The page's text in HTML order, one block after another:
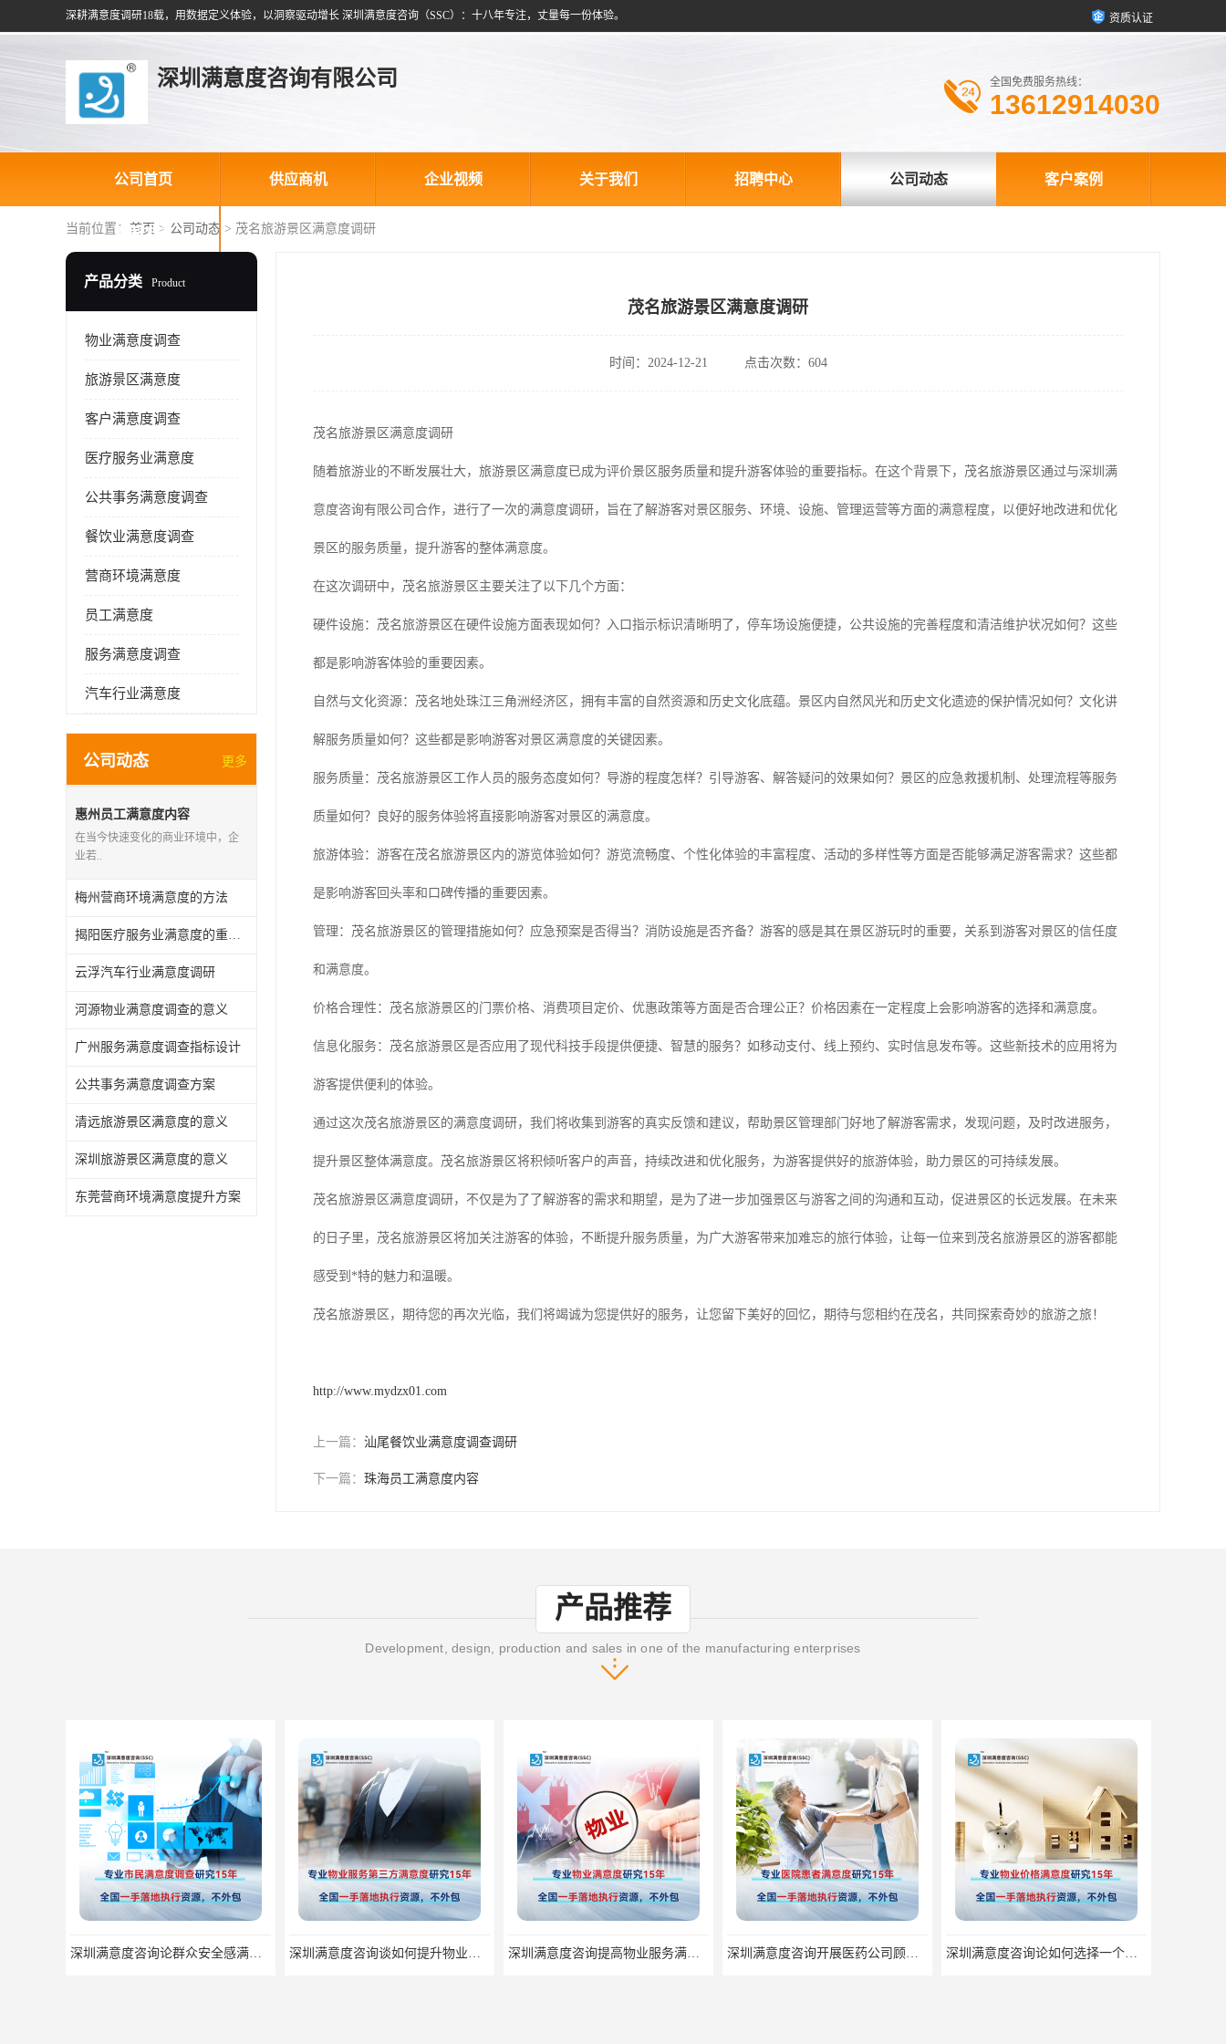
深耕满意度调研18载，用数据定义体验，以洞察驱动增长 深圳满意度咨询（SSC）：十八年专注，丈量每一份体验。 资质认证
深圳满意度咨询有限公司 全国免费服务热线：
13612914030
公司首页 供应商机 企业视频 关于我们 招聘中心 公司动态 客户案例
联系方式
当前位置： 首页 > 公司动态 > 茂名旅游景区满意度调研
产品分类 Product
物业满意度调查
旅游景区满意度
客户满意度调查
医疗服务业满意度
公共事务满意度调查
餐饮业满意度调查
营商环境满意度
员工满意度
服务满意度调查
汽车行业满意度
公司动态 更多
惠州员工满意度内容
在当今快速变化的商业环境中，企
业若..
梅州营商环境满意度的方法
揭阳医疗服务业满意度的重要性有哪些
云浮汽车行业满意度调研
河源物业满意度调查的意义
广州服务满意度调查指标设计
公共事务满意度调查方案
清远旅游景区满意度的意义
深圳旅游景区满意度的意义
东莞营商环境满意度提升方案
茂名旅游景区满意度调研
时间：2024-12-21 点击次数：604
茂名旅游景区满意度调研
随着旅游业的不断发展壮大，旅游景区满意度已成为评价景区服务质量和提升游客体验的重要指标。在这个背景下，茂名旅游景区通过与深圳满
意度咨询有限公司合作，进行了一次的满意度调研，旨在了解游客对景区服务、环境、设施、管理运营等方面的满意程度，以便好地改进和优化
景区的服务质量，提升游客的整体满意度。
在这次调研中，茂名旅游景区主要关注了以下几个方面：
硬件设施：茂名旅游景区在硬件设施方面表现如何？入口指示标识清晰明了，停车场设施便捷，公共设施的完善程度和清洁维护状况如何？这些
都是影响游客体验的重要因素。
自然与文化资源：茂名地处珠江三角洲经济区，拥有丰富的自然资源和历史文化底蕴。景区内自然风光和历史文化遗迹的保护情况如何？文化讲
解服务质量如何？这些都是影响游客对景区满意度的关键因素。
服务质量：茂名旅游景区工作人员的服务态度如何？导游的程度怎样？引导游客、解答疑问的效果如何？景区的应急救援机制、处理流程等服务
质量如何？良好的服务体验将直接影响游客对景区的满意度。
旅游体验：游客在茂名旅游景区内的游览体验如何？游览流畅度、个性化体验的丰富程度、活动的多样性等方面是否能够满足游客需求？这些都
是影响游客回头率和口碑传播的重要因素。
管理：茂名旅游景区的管理措施如何？应急预案是否得当？消防设施是否齐备？游客的感是其在景区游玩时的重要，关系到游客对景区的信任度
和满意度。
价格合理性：茂名旅游景区的门票价格、消费项目定价、优惠政策等方面是否合理公正？价格因素在一定程度上会影响游客的选择和满意度。
信息化服务：茂名旅游景区是否应用了现代科技手段提供便捷、智慧的服务？如移动支付、线上预约、实时信息发布等。这些新技术的应用将为
游客提供便利的体验。
通过这次茂名旅游景区的满意度调研，我们将收集到游客的真实反馈和建议，帮助景区管理部门好地了解游客需求，发现问题，及时改进服务，
提升景区整体满意度。茂名旅游景区将积倾听客户的声音，持续改进和优化服务，为游客提供好的旅游体验，助力景区的可持续发展。
茂名旅游景区满意度调研，不仅是为了了解游客的需求和期望，是为了进一步加强景区与游客之间的沟通和互动，促进景区的长远发展。在未来
的日子里，茂名旅游景区将加关注游客的体验，不断提升服务质量，为广大游客带来加难忘的旅行体验，让每一位来到茂名旅游景区的游客都能
感受到*特的魅力和温暖。
茂名旅游景区，期待您的再次光临，我们将竭诚为您提供好的服务，让您留下美好的回忆，期待与您相约在茂名，共同探索奇妙的旅游之旅！
http://www.mydzx01.com
上一篇： 汕尾餐饮业满意度调查调研
下一篇： 珠海员工满意度内容
产品推荐
Development, design, production and sales in one of the manufacturing enterprises
深圳满意度咨询论群众安全感满意度调查如何操作 深圳满意度咨询谈如何提升物业满意度 深圳满意度咨询提高物业服务满意度调查方案 深圳满意度咨询开展医药公司顾客满意度调查 深圳满意度咨询论如何选择一个好的物业满意度公司